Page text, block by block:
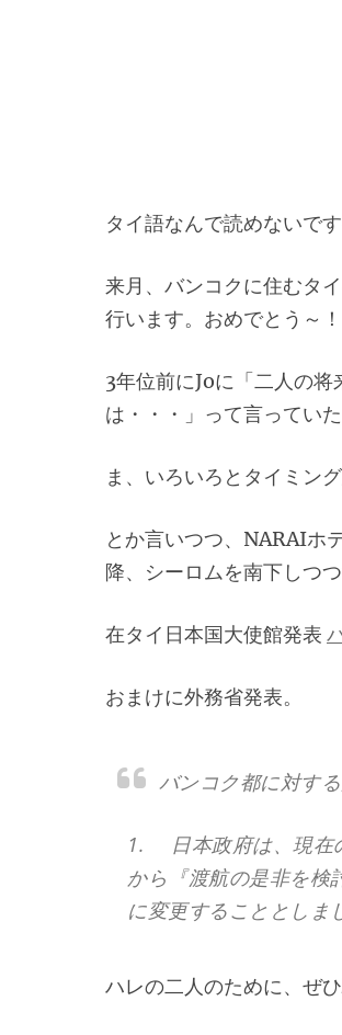
タイ語なんで読めないです
来月、バンコクに住むタ
行います。おめでとう～！
3年位前にJoに「二人の
は・・・」って言ってい
ま、いろいろとタイミン
とか言いつつ、NARAIホ
降、シーロムを南下しつ
在タイ日本国大使館発表
おまけに外務省発表。
バンコク都に対す
1. 日本政府は、現在
から『渡航の是非を検
に変更することとしま
ハレの二人のために、ぜ